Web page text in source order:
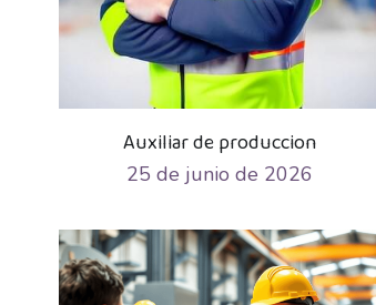
Auxiliar de produccion
25 de junio de 2026